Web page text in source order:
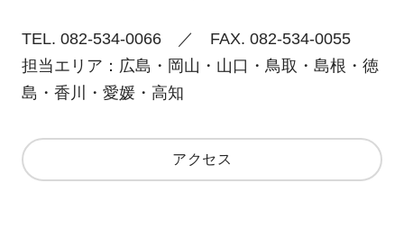
TEL. 082-534-0066 ／ FAX. 082-534-0055
担当エリア：広島・岡山・山口・鳥取・島根・徳
島・香川・愛媛・高知
アクセス